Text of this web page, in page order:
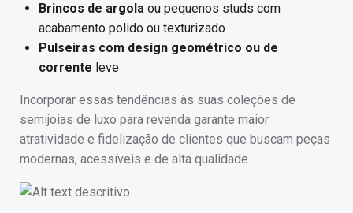
Brincos de argola ou pequenos studs com
acabamento polido ou texturizado
Pulseiras com design geométrico ou de
corrente leve
Incorporar essas tendências às suas coleções de
semijoias de luxo para revenda garante maior
atratividade e fidelização de clientes que buscam peças
modernas, acessíveis e de alta qualidade.